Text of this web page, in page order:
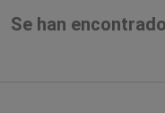
Se han